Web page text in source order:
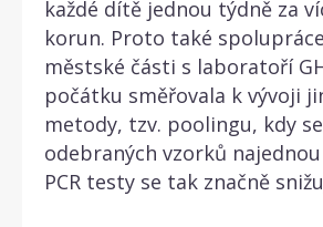
každé dítě jednou týdně za
korun. Proto také
městské části s laboratoří
počátku směřovala k vývoji
metody, tzv. poolingu, kdy
odebraných vzorků najednou
PCR testy se tak značně